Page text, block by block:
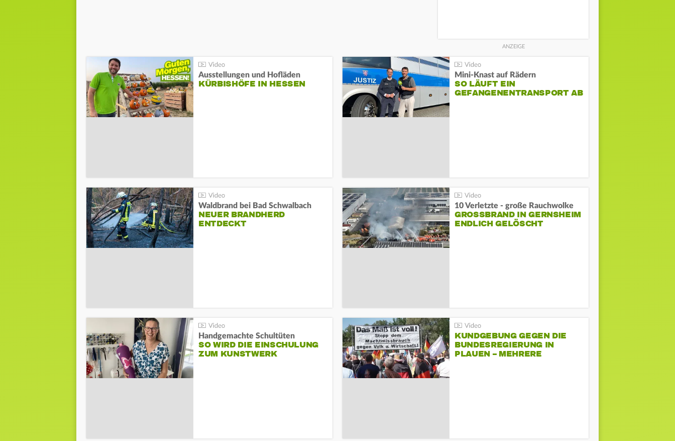
Ausstellungen und Hofläden
KÜRBISHÖFE IN HESSEN
Mini-Knast auf Rädern
SO LÄUFT EIN
GEFANGENENTRANSPORT AB
Waldbrand bei Bad Schwalbach
NEUER BRANDHERD
ENTDECKT
10 Verletzte - große Rauchwolke
GROSSBRAND IN GERNSHEIM E
NDLICH GELÖSCHT
Handgemachte Schultüten
SO WIRD DIE EINSCHULUNG
ZUM KUNSTWERK
KUNDGEBUNG GEGEN DIE
BUNDESREGIERUNG IN
PLAUEN – MEHRERE